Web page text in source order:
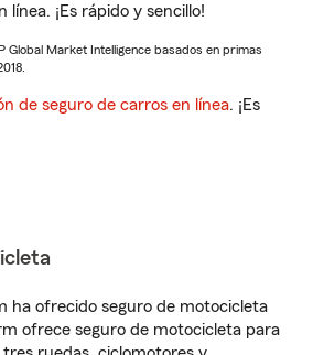
línea. ¡Es rápido y sencillo!
Global Market Intelligence basados en primas
de seguro de carros en línea. ¡Es
ha ofrecido seguro de motocicleta
ofrece seguro de motocicleta para